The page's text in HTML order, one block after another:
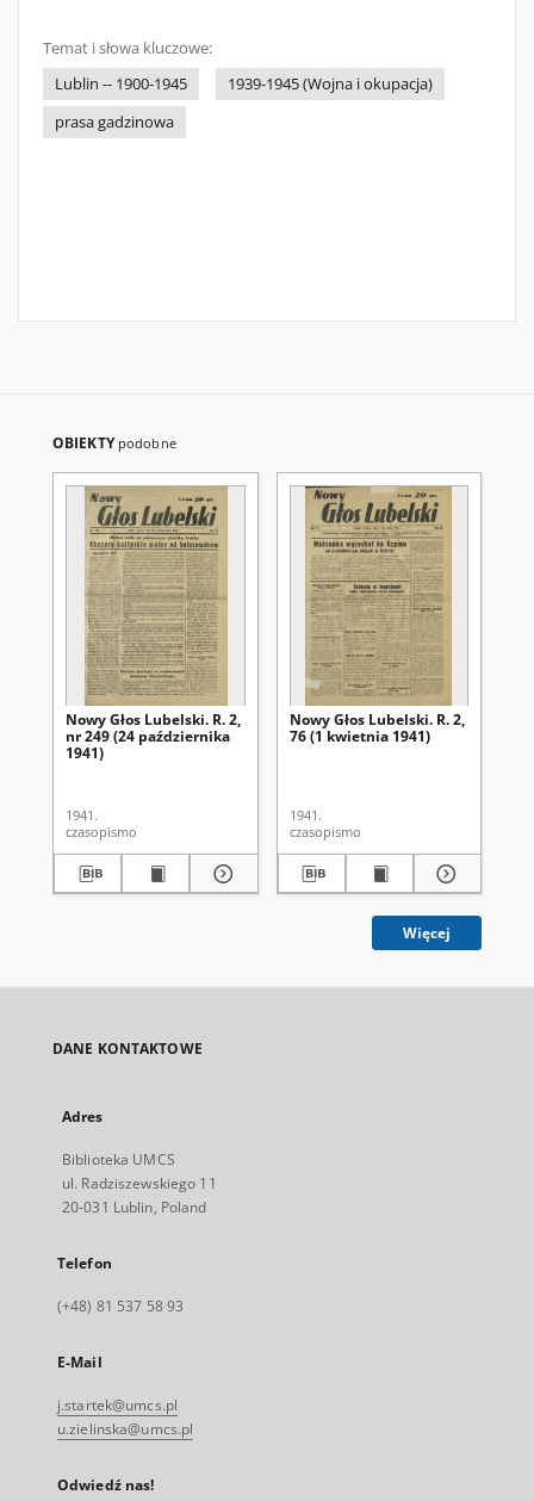
Temat i słowa kluczowe:
Lublin -- 1900-1945
1939-1945 (Wojna i okupacja)
prasa gadzinowa
OBIEKTY podobne
Nowy Głos Lubelski. R. 2,
nr 249 (24 października
1941)
1941.
czasopismo
Nowy Głos Lubelski. R. 2,
76 (1 kwietnia 1941)
1941.
czasopismo
Więcej
DANE KONTAKTOWE
Adres
Biblioteka UMCS
ul. Radziszewskiego 11
20-031 Lublin, Poland
Telefon
(+48) 81 537 58 93
E-Mail
j.startek@umcs.pl
u.zielinska@umcs.pl
Odwiedź nas!